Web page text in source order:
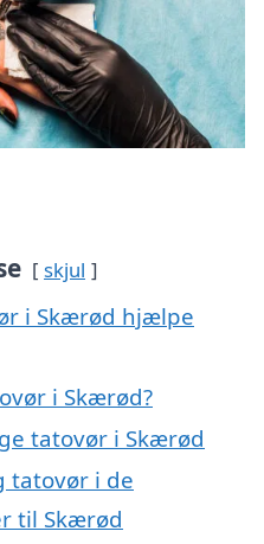
skjul
i Skærød hjælpe
i Skærød?
tatovør i Skærød
tatovør i de
til Skærød